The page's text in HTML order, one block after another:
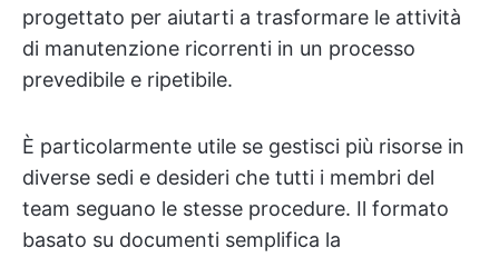
progettato per aiutarti a trasformare le attività
di manutenzione ricorrenti in un processo
prevedibile e ripetibile.
È particolarmente utile se gestisci più risorse in
diverse sedi e desideri che tutti i membri del
team seguano le stesse procedure. Il formato
basato su documenti semplifica la